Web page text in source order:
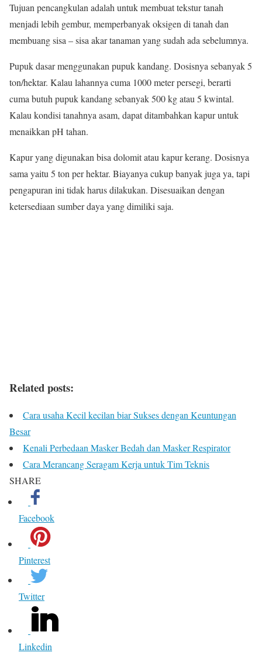
Tujuan pencangkulan adalah untuk membuat tekstur tanah
menjadi lebih gembur, memperbanyak oksigen di tanah dan
membuang sisa – sisa akar tanaman yang sudah ada sebelumnya.
Pupuk dasar menggunakan pupuk kandang. Dosisnya sebanyak 5
ton/hektar. Kalau lahannya cuma 1000 meter persegi, berarti
cuma butuh pupuk kandang sebanyak 500 kg atau 5 kwintal.
Kalau kondisi tanahnya asam, dapat ditambahkan kapur untuk
menaikkan pH tahan.
Kapur yang digunakan bisa dolomit atau kapur kerang. Dosisnya
sama yaitu 5 ton per hektar. Biayanya cukup banyak juga ya, tapi
pengapuran ini tidak harus dilakukan. Disesuaikan dengan
ketersediaan sumber daya yang dimiliki saja.
Related posts:
Cara usaha Kecil kecilan biar Sukses dengan Keuntungan
Besar
Kenali Perbedaan Masker Bedah dan Masker Respirator
Cara Merancang Seragam Kerja untuk Tim Teknis
SHARE
Facebook
Pinterest
Twitter
Linkedin